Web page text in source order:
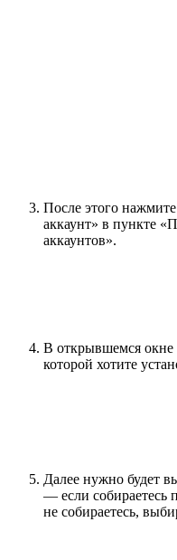
После этого
аккаунт» в пункте
аккаунтов».
В открывшемся окне
которой хотите
Далее нужно будет
— если собираетесь
не собираетесь,